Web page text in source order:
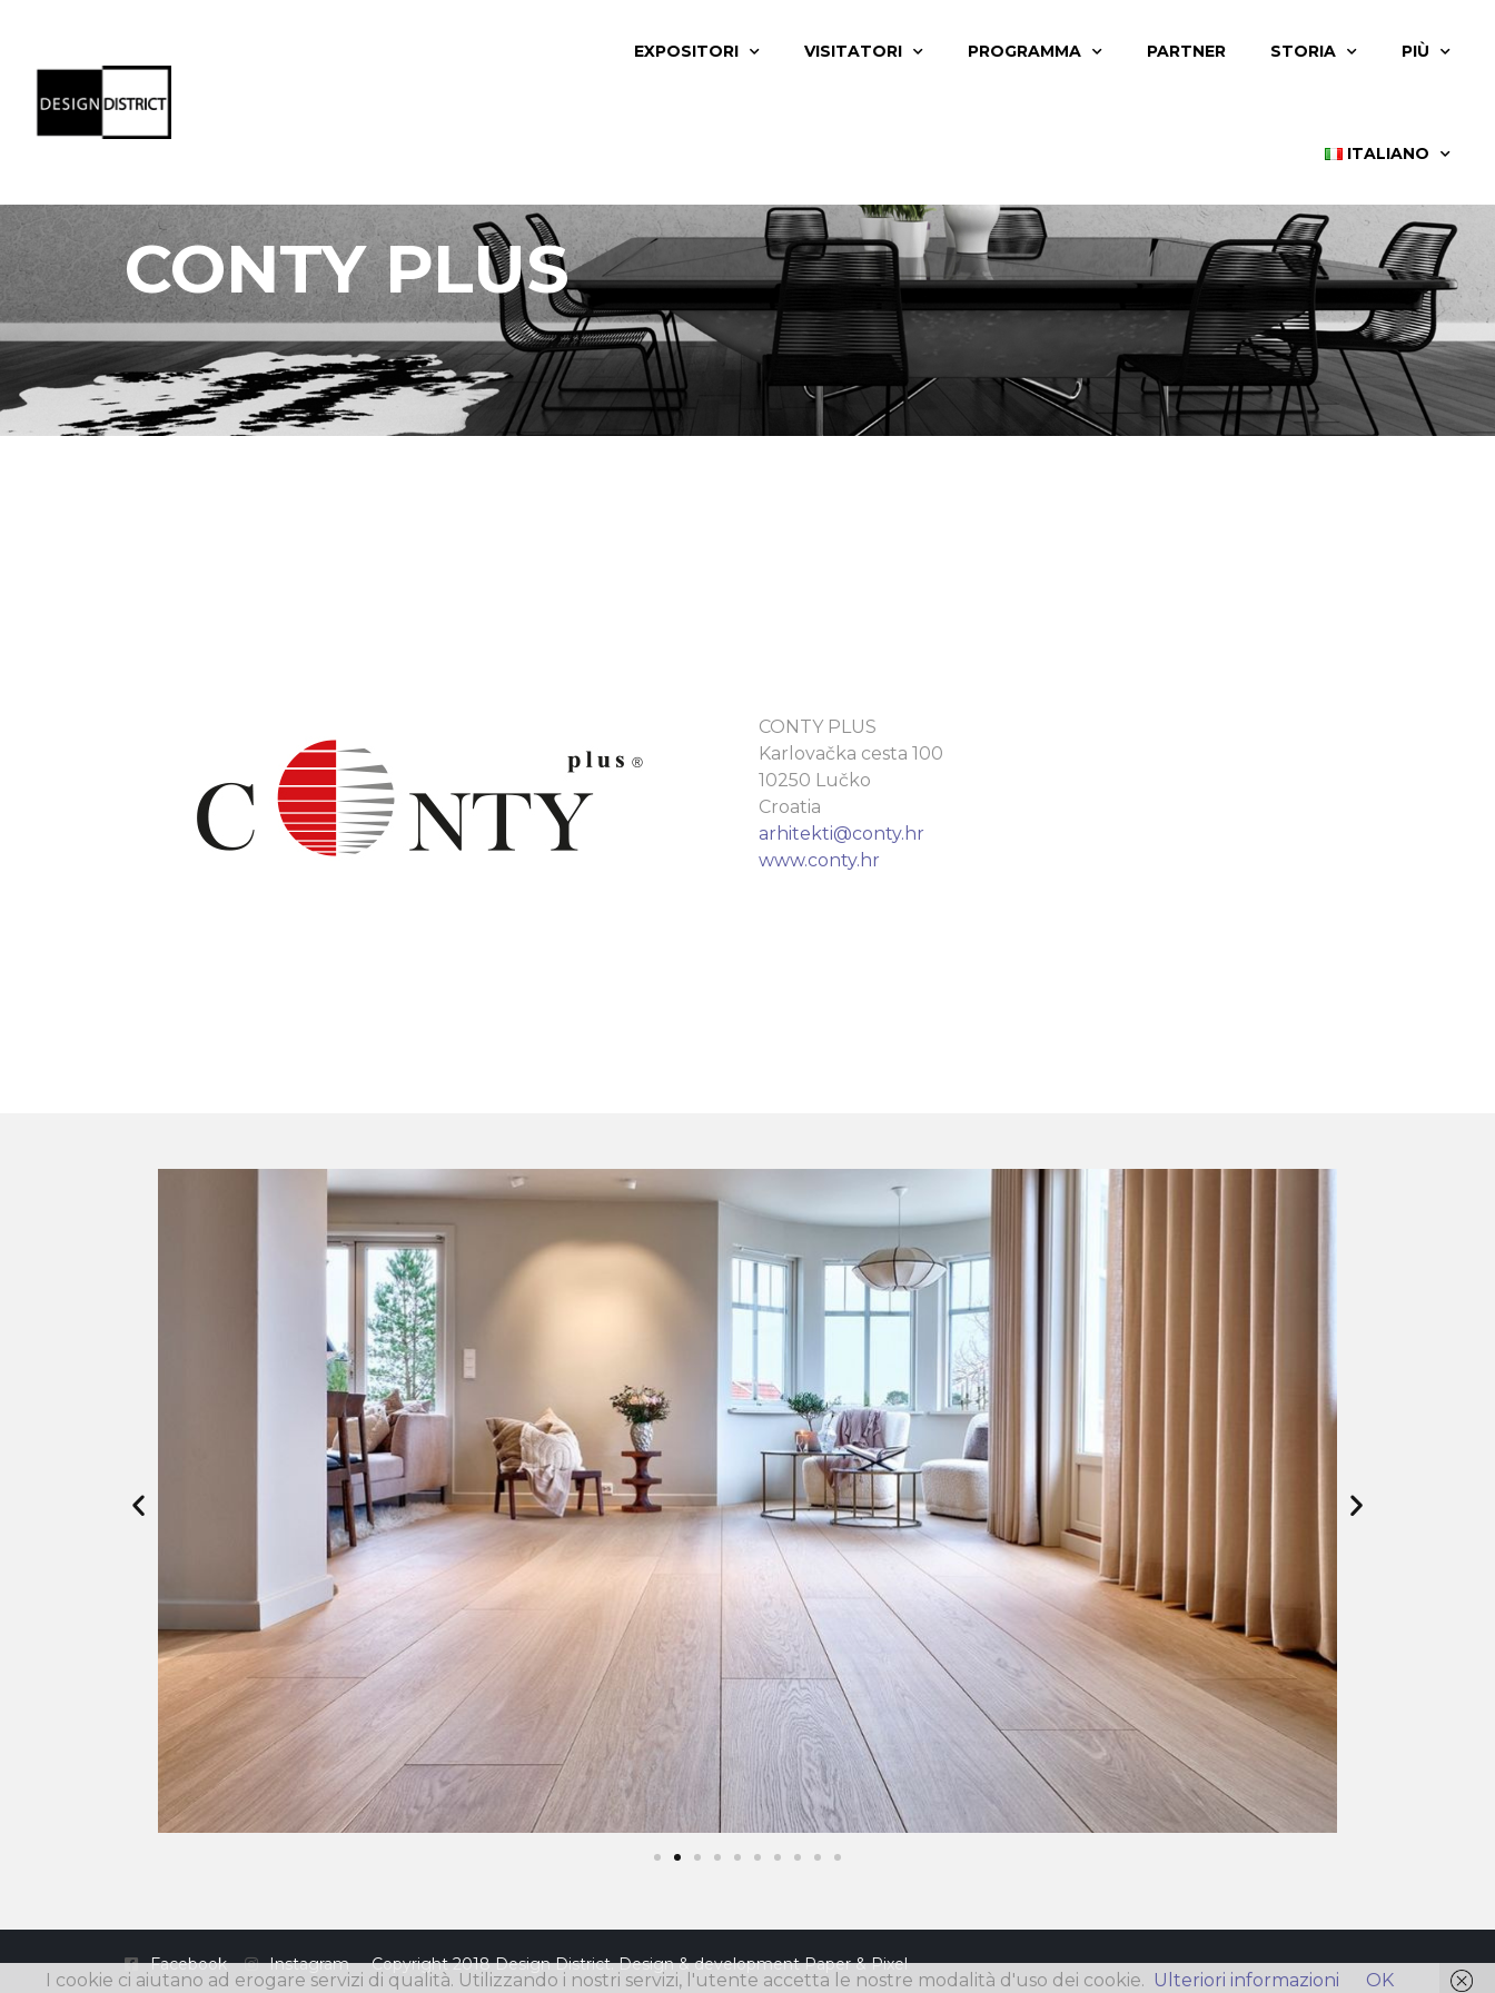
EXPOSITORI VISITATORI PROGRAMMA PARTNER STORIA PIÙ
ITALIANO
CONTY PLUS
CONTY PLUS
Karlovačka cesta 100
10250 Lučko
Croatia
arhitekti@conty.hr
www.conty.hr
Facebook Instagram Copyright 2018 Design District. Design & developmentPaper & Pixel
I cookie ci aiutano ad erogare servizi di qualità. Utilizzando i nostri servizi, l'utente accetta le nostre modalità d'uso dei cookie. Ulteriori informazioni OK